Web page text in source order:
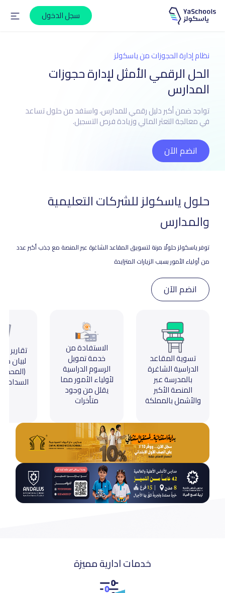
سجل الدخول
نظام إدارة الحجوزات من ياسكولز
الحل الرقمي الأمثل لإدارة حجوزات
المدارس
تواجد ضمن أكبر دليل رقمي للمدارس، واستفد من حلول تساعد
في معالجة التعثر المالي وزيادة فرص التسجيل.
انضم الآن
تسوية المقاعد
الدراسية الشاغرة
بالمدرسة عبر
المنصة الأكبر
والأشمل بالمملكة
الاستفادة من
خدمة تمويل
الرسوم الدراسية
لأولياء الأمور مما
يقلل من وجود
متأخرات
تقارير
لبيان
السداد -
حلول ياسكولز للشركات التعليمية
والمدارس
توفر ياسكولز حلولًا مرنة لتسويق المقاعد الشاغرة عبر المنصة مع جذب أكبر عدد
من أولياء الأمور بسبب الزيارات المتزايدة
انضم الآن
خدمات ادارية مميزة